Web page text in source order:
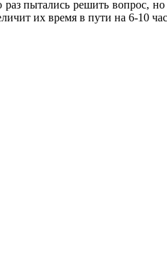
пытались решить вопрос,
их время в пути на 6-10